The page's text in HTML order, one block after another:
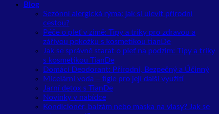
Blog
Sezónní alergická rýma: jak si ulevit přírodní
cestou?
Péče o pleť v zimě: Tipy a triky pro zdravou a
zářivou pokožku s kosmetikou tianDe
Jak se správně starat o pleť na podzim: Tipy a triky
s kosmetikou TianDe
Domácí Deodorant: Přírodní, Bezpečný a Účinný
Micelární voda – fígle pro její další využití
Jarní detox s TianDe
Novinky v nabídce
Kondicionér, balzám nebo maska na vlasy? Jak se